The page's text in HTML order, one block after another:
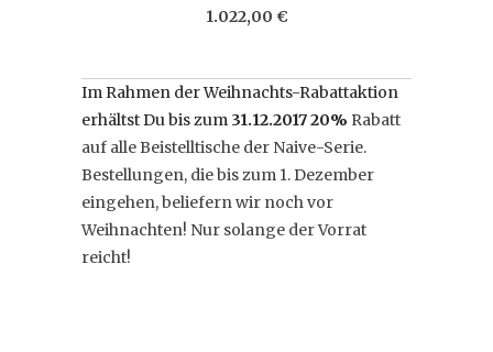
1.022,00 €
Im Rahmen der Weihnachts-Rabattaktion
erhältst Du bis zum 31.12.201720% Rabatt
auf alle Beistelltische der Naive-Serie.
Bestellungen, die bis zum 1. Dezember
eingehen, beliefern wir noch vor
Weihnachten! Nur solange der Vorrat
reicht!